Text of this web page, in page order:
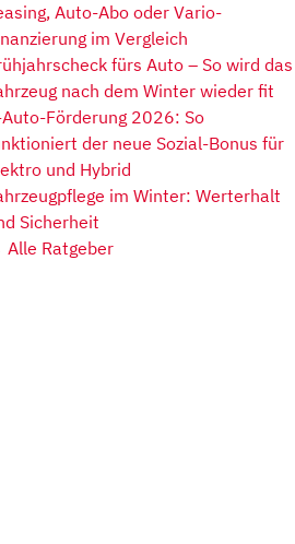
Auto-Abo oder Vario-
im Vergleich
fürs Auto – So wird das
nach dem Winter wieder fit
Auto-Förderung 2026: So
der neue Sozial-Bonus für
und Hybrid
im Winter: Werterhalt
Sicherheit
Alle Ratgeber